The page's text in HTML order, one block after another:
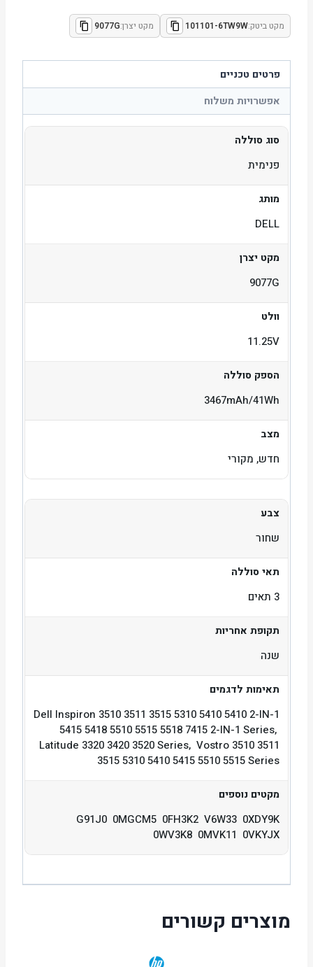
מקט ביטק:101101-6TW9W מקט יצרן:9077G
פרטים טכניים
אפשרויות משלוח
סוג סוללה
פנימית
מותג
DELL
מקט יצרן
9077G
וולט
11.25V
הספק סוללה
3467mAh/41Wh
מצב
חדש, מקורי
צבע
שחור
תאי סוללה
3 תאים
תקופת אחריות
שנה
תאימות לדגמים
Dell Inspiron 3510 3511 3515 5310 5410 5410 2-IN-1
5415 5418 5510 5515 5518 7415 2-IN-1 Series,
Latitude 3320 3420 3520 Series, Vostro 3510 3511
3515 5310 5410 5415 5510 5515 Series
מקטים נוספים
G91J0 0MGCM5 0FH3K2 V6W33 0XDY9K
0WV3K8 0MVK11 0VKYJX
מוצרים קשורים